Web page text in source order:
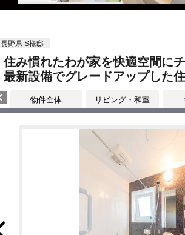
長野県 S様邸
住み慣れたわが家を快適空間にチ
最新設備でグレードアップした住
物件全体 リビング・和室